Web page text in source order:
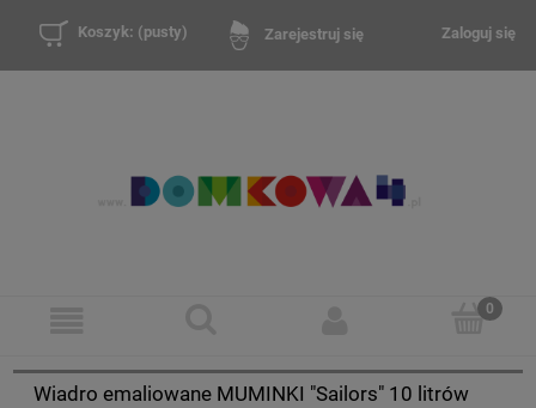
Zarejestruj się Zaloguj się
Koszyk: (pusty)
Wiadro emaliowane MUMINKI "Sailors" 10 litrów